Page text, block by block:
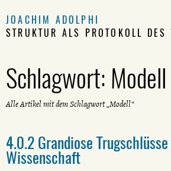
JOACHIM ADOLPHI
STRUKTUR ALS PROTOKOLL DES
Schlagwort:Modell
Alle Artikel mit dem Schlagwort „Modell“
4.0.2 Grandiose
Wissenschaft